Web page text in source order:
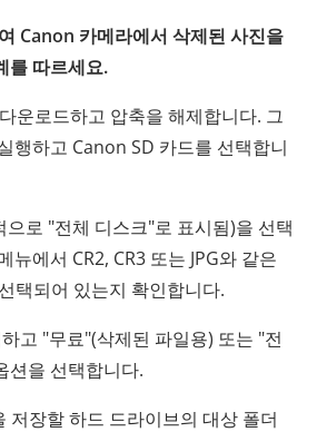
Canon 카메라에서 삭제된 사진을
를 따르세요.
운로드하고 압축을 해제합니다. 그
행하고 Canon SD 카드를 선택합니
로 "전체 디스크"로 표시됨)을 선택
뉴에서 CR2, CR3 또는 JPG와 같은
택되어 있는지 확인합니다.
고 "무료"(삭제된 파일용) 또는 "전
션을 선택합니다.
저장할 하드 드라이브의 대상 폴더